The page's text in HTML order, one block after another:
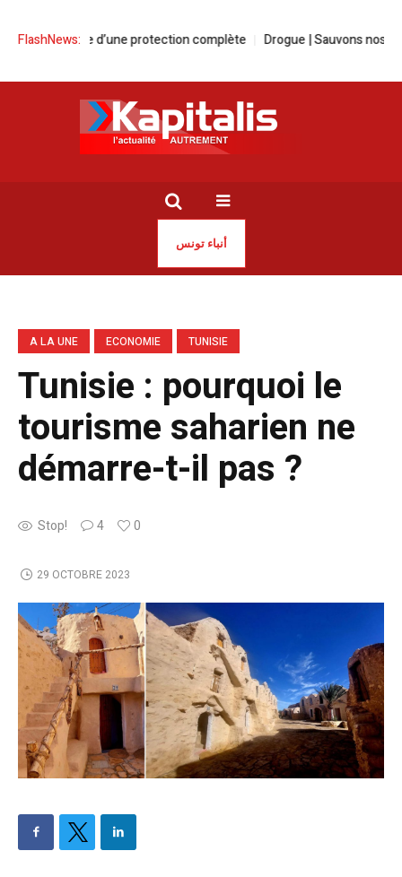
FlashNews:
force d’une protection complète Drogue | Sauvons nos jeunes
أنباء تونس
A LA UNE ECONOMIE TUNISIE
Tunisie : pourquoi le
tourisme saharien ne
démarre-t-il pas ?
Stop! 4 0
29 OCTOBRE 2023